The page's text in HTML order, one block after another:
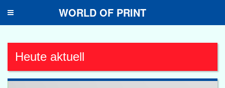
Toggle
WORLD OF PRINT
Heute aktuell